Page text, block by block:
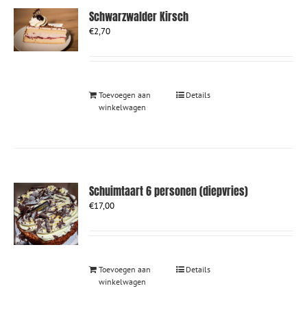
Schwarzwalder Kirsch
€2,70
Toevoegen aan
winkelwagen
Details
Schuimtaart 6 personen (diepvries)
€17,00
Toevoegen aan
winkelwagen
Details